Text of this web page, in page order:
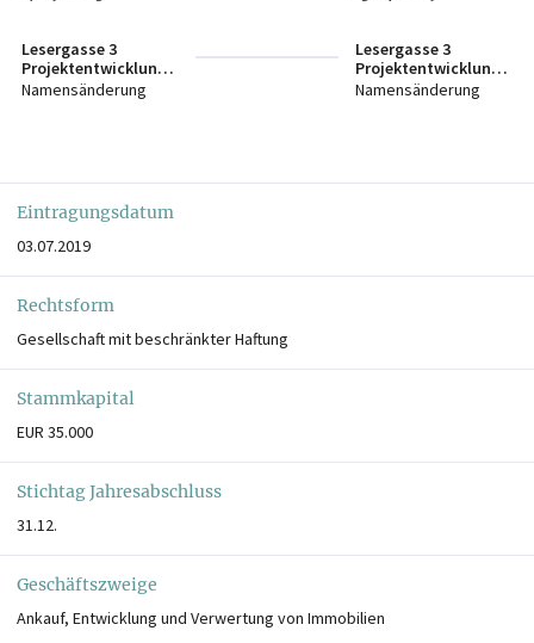
Lesergasse 3
Projektentwicklungs
GmbH in Liqu.
Namensänderung
Lesergasse 3
Projektentwicklungs
GmbH
Namensänderung
Eintragungsdatum
03.07.2019
Rechtsform
Gesellschaft mit beschränkter Haftung
Stammkapital
EUR 35.000
Stichtag Jahresabschluss
31.12.
Geschäftszweige
Ankauf, Entwicklung und Verwertung von Immobilien